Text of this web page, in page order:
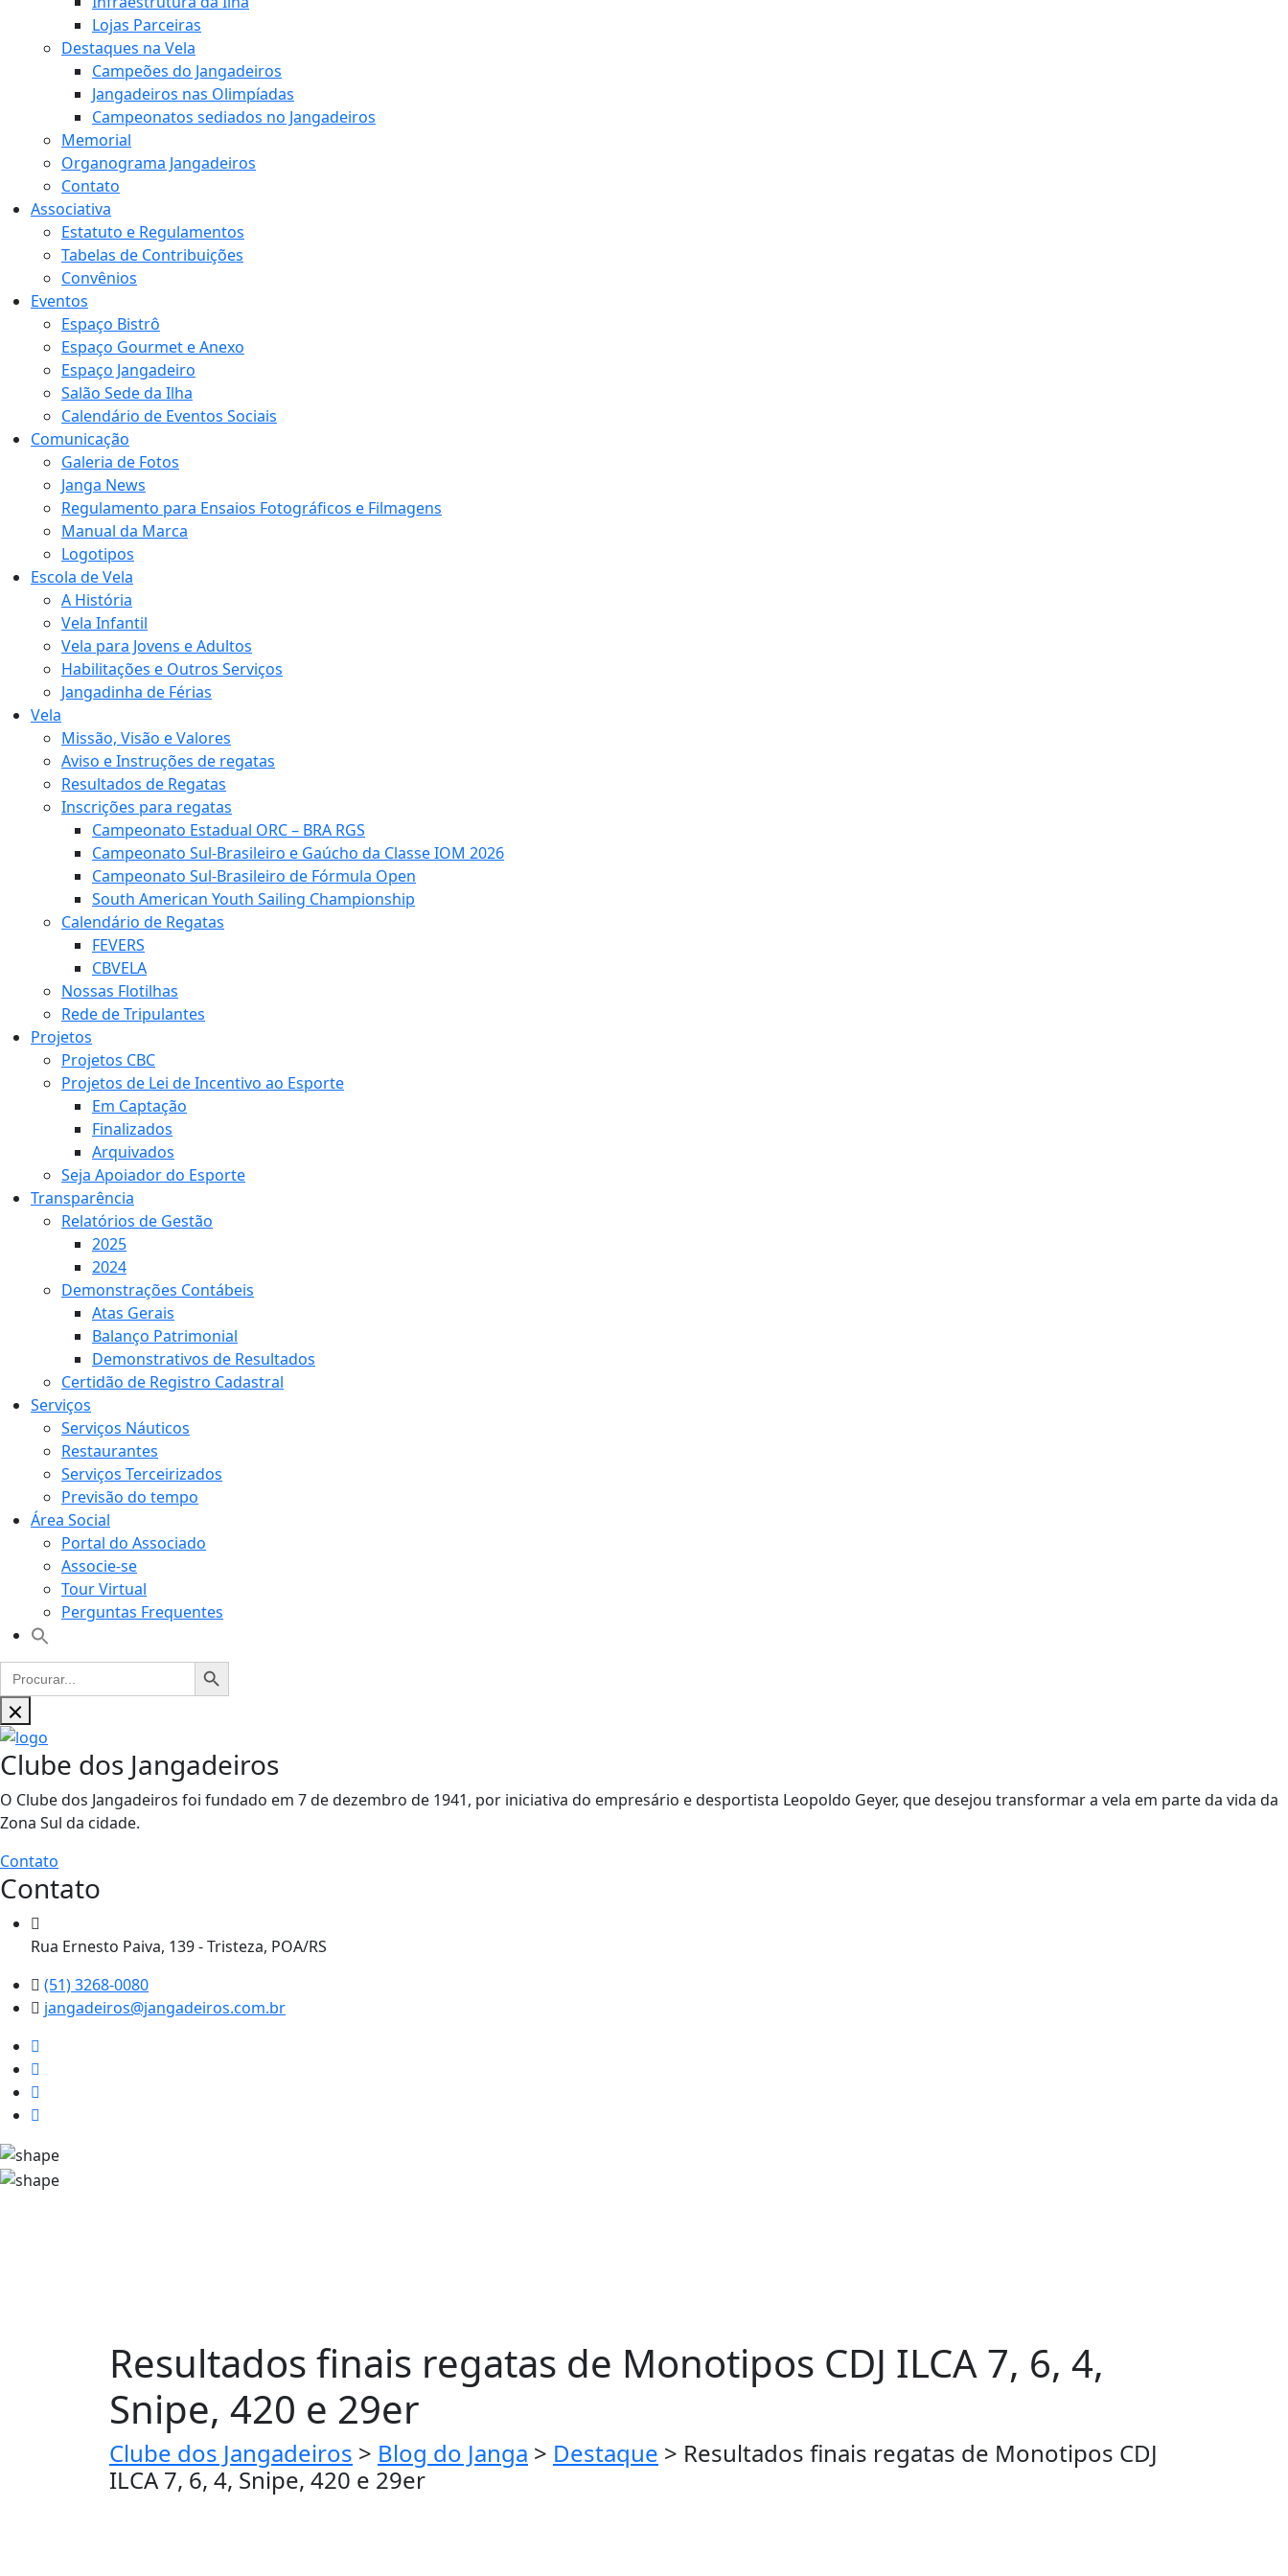
Lojas Parceiras
Destaques na Vela
Campeões do Jangadeiros
Jangadeiros nas Olimpíadas
Campeonatos sediados no Jangadeiros
Memorial
Organograma Jangadeiros
Contato
Associativa
Estatuto e Regulamentos
Tabelas de Contribuições
Convênios
Eventos
Espaço Bistrô
Espaço Gourmet e Anexo
Espaço Jangadeiro
Salão Sede da Ilha
Calendário de Eventos Sociais
Comunicação
Galeria de Fotos
Janga News
Regulamento para Ensaios Fotográficos e Filmagens
Manual da Marca
Logotipos
Escola de Vela
A História
Vela Infantil
Vela para Jovens e Adultos
Habilitações e Outros Serviços
Jangadinha de Férias
Vela
Missão, Visão e Valores
Aviso e Instruções de regatas
Resultados de Regatas
Inscrições para regatas
Campeonato Estadual ORC – BRA RGS
Campeonato Sul-Brasileiro e Gaúcho da Classe IOM 2026
Campeonato Sul-Brasileiro de Fórmula Open
South American Youth Sailing Championship
Calendário de Regatas
FEVERS
CBVELA
Nossas Flotilhas
Rede de Tripulantes
Projetos
Projetos CBC
Projetos de Lei de Incentivo ao Esporte
Em Captação
Finalizados
Arquivados
Seja Apoiador do Esporte
Transparência
Relatórios de Gestão
2025
2024
Demonstrações Contábeis
Atas Gerais
Balanço Patrimonial
Demonstrativos de Resultados
Certidão de Registro Cadastral
Serviços
Serviços Náuticos
Restaurantes
Serviços Terceirizados
Previsão do tempo
Área Social
Portal do Associado
Associe-se
Tour Virtual
Perguntas Frequentes
Ir
Clube dos Jangadeiros
O Clube dos Jangadeiros foi fundado em 7 de dezembro de 1941, por iniciativa do empresário e desportista Leopoldo Geyer, que desejou transformar a vela em parte da vida da
Zona Sul da cidade.
Contato
Contato
Rua Ernesto Paiva, 139 - Tristeza, POA/RS
(51) 3268-0080
jangadeiros@jangadeiros.com.br
Resultados finais regatas de Monotipos CDJ ILCA 7, 6, 4,
Snipe, 420 e 29er
Clube dos Jangadeiros > Blog do Janga > Destaque > Resultados finais regatas de Monotipos CDJ
ILCA 7, 6, 4, Snipe, 420 e 29er